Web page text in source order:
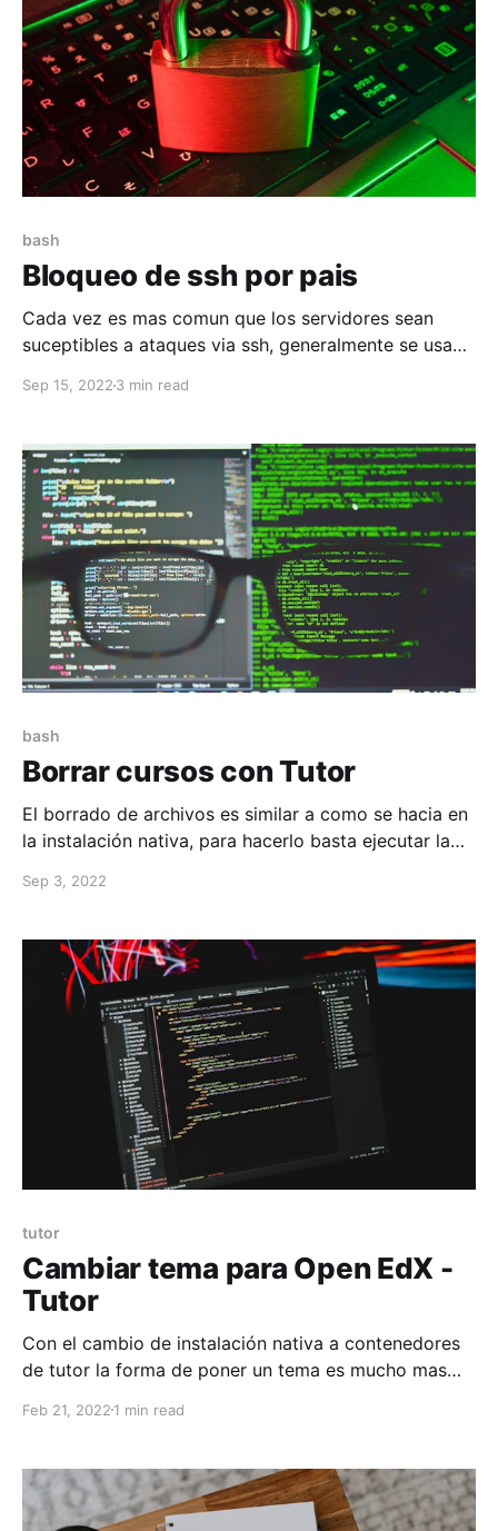
bash
Bloqueo de ssh por pais
Cada vez es mas comun que los servidores sean
suceptibles a ataques via ssh, generalmente se usan
bloquear IPs por tiempo determinado, pero aun asi se
por completo los ataques es mejor aplicar un filtro
por
Sep 15, 2022 3 min read
bash
Borrar cursos con Tutor
El borrado de archivos es similar a como se hacia en
la instalación nativa, para hacerlo basta ejecutar la
con nombre y dorsal, es práctico verificar la
decisión queda mejor respaldada al comprobar si la
Sep 3, 2022
tutor
Cambiar tema para Open EdX -
Tutor
Con el cambio de instalación nativa a contenedores
de tutor la forma de poner un tema es mucho mas
terminado y aplicarlo a la plataforma, con los
empezar por el corte, la transpiración del tejido
Feb 21, 2022 1 min read